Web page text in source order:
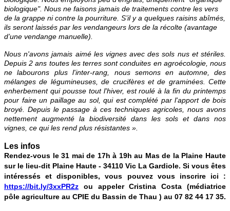
biologique". Nous ne faisons jamais de traitements contre les vers
de la grappe ni contre la pourriture. S’il y a quelques raisins abîmés,
ils seront laissés par les vendangeurs lors de la récolte (avantage
d’une vendange manuelle).
Nous n'avons jamais aimé les vignes avec des sols nus et stériles.
Depuis 2 ans toutes les terres sont conduites en agroécologie, nous
ne labourons plus l'inter-rang, nous semons en automne, des
mélanges de légumineuses, de crucifères et de graminées. Cette
enherbement qui pousse tout l'hiver, est roulé à la fin du printemps
pour faire un paillage au sol, qui est complété par l'apport de bois
broyé. Depuis le passage à ces techniques agricoles, nous avons
nettement augmenté la biodiversité dans les sols et dans nos
vignes, ce qui les rend plus résistantes ».
Les infos
Rendez-vous le 31 mai de 17h à 19h au Mas de la Plaine Haute
sur le lieu-dit Plaine Haute - 34110 Vic La Gardiole. Si vous êtes
intéressés et disponibles, vous pouvez vous inscrire ici :
https://bit.ly/3xxPR2z ou appeler Cristina Costa (médiatrice
pôle agriculture au CPIE du Bassin de Thau ) au 07 82 44 17 35.